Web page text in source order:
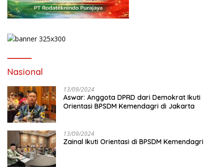
Nasional
13/09/2024
Aswar: Anggota DPRD dari Demokrat Ikuti
Orientasi BPSDM Kemendagri di Jakarta
13/09/2024
Zainal Ikuti Orientasi di BPSDM Kemendagri